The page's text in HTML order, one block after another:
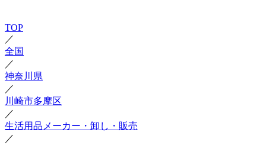
TOP
／
全国
／
神奈川県
／
川崎市多摩区
／
生活用品メーカー・卸し・販売
／